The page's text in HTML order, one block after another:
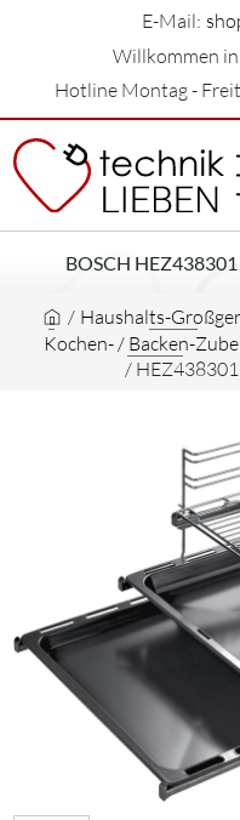
E-Mail:
Willkommen
Hotline Montag -
BOSCH
/ Haushalts-
Kochen- / Backen-
/